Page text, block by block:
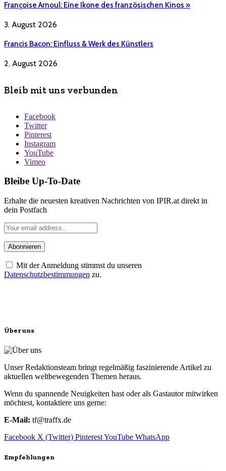
Françoise Arnoul: Eine Ikone des französischen Kinos »
3. August 2026
Francis Bacon: Einfluss & Werk des Künstlers
2. August 2026
Bleib mit uns verbunden
Facebook
Twitter
Pinterest
Instagram
YouTube
Vimeo
Bleibe Up-To-Date
Erhalte die neuesten kreativen Nachrichten von IPIR.at direkt in
dein Postfach
Mit der Anmeldung stimmst du unseren
Datenschutzbestimmungen zu.
Über uns
Unser Redaktionsteam bringt regelmäßig faszinierende Artikel zu
aktuellen weltbewegenden Themen heraus.
Wenn du spannende Neuigkeiten hast oder als Gastautor mitwirken
möchtest, kontaktiere uns gerne:
E-Mail: tf@traffx.de
Facebook X (Twitter) PinterestYouTube WhatsApp
Empfehlungen